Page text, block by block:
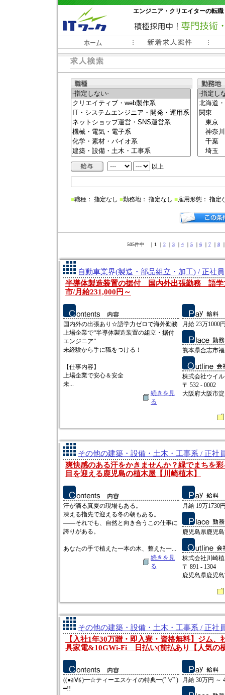
エンジニア・クリエイターの転
常時3000件以上の求人情報掲載中
以上
■職種： 指定なし ■勤務地： 指定なし ■雇用形態： 指定
505件中 ｜1 ｜ 2｜ 3｜ 4｜ 5｜ 6｜ 7｜ 8
自動車業界(製造・部品組立・加工) / 正社員
半導体製造装置の据付 国内外出張勤務 語学
市/月給231,000円～
国内外の出張あり☆語学力ゼロで海外勤務
上場企業で“半導体製造装置の組立・据付
エンジニア”
未経験から手に職をつける！
【仕事内容】
上場企業で安心＆安全
未...
続きを見
る
月給 23万1000
熊本県合志市
株式会社ウイ
〒 532 - 0002
大阪府大阪市
その他の建築・設備・土木・工事系 / 正社
爽快感のある汗をかきませんか？緑でまちを
目を迎える鹿児島の植木屋【川崎植木】
汗が滴る真夏の現場もある。
凍える指先で迎える冬の朝もある。
――それでも、自然と向き合うこの仕事に
誇りがある。
あなたの手で植えた一本の木、整えた一...
続きを見
る
月給 19万1730
鹿児島県鹿児
株式会社川崎
〒 891 - 1304
鹿児島県鹿児
その他の建築・設備・土木・工事系 / 正社
【入社1年30万贈・即入寮・資格無料】ジム、
具家電&10GWi-Fi 日払い(前払あり【人気の
((●≧∀≦)━☆ティーエスケイの特典━(ﾟ∀ﾟ)
━!!
月給 30万円 ～